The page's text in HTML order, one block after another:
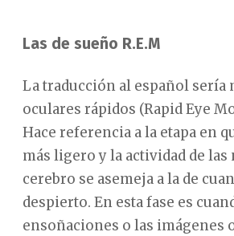
Las de sueño R.E.M
La traducción al español
oculares rápidos (Rapid Eye
Hace referencia a la etapa en
más ligero y la actividad de
cerebro se asemeja a la de
despierto. En esta fase es
ensoñaciones o las imágenes